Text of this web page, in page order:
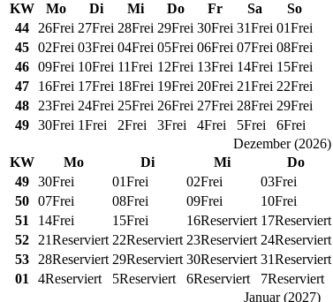
KW
Mo Di Mi Do Fr Sa
So
44
26Frei 27Frei 28Frei 29Frei 30Frei 31Frei 01Frei
45 02Frei 03Frei 04Frei 05Frei 06Frei 07Frei 08Frei
46 09Frei 10Frei 11Frei 12Frei 13Frei 14Frei 15Frei
47
16Frei 17Frei 18Frei 19Frei 20Frei 21Frei 22Frei
48
23Frei 24Frei 25Frei 26Frei 27Frei 28Frei 29Frei
49 30Frei 1Frei 2Frei 3Frei 4Frei 5Frei 6Frei
Dezember(2026)
KW
Mo Di Mi Do
49 30Frei 01Frei 02Frei 03Frei
50 07Frei 08Frei 09Frei 10Frei
51
14Frei 15Frei 16Reserviert 17Reserviert
52
21Reserviert 22Reserviert 23Reserviert 24Reserviert
53
28Reserviert 29Reserviert 30Reserviert 31Reserviert
01
4Reserviert 5Reserviert 6Reserviert 7Reserviert
Januar(2027)